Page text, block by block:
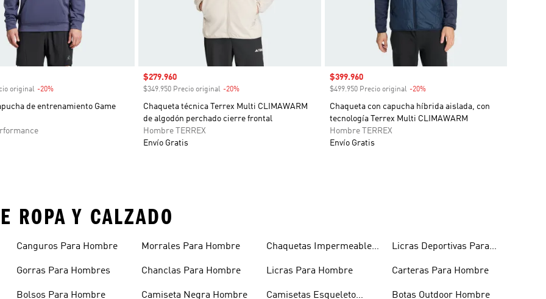
original -20%Descuento
de entrenamiento Game
Precio de venta
$279.960
$349.950 Precio original -20%
Chaqueta técnica Terrex Multi CLIMAWARM
de algodón perchado cierre frontal
Hombre TERREX
Envío Gratis
Precio de venta
$399.960
$499.950 Precio original -20%Descuento
Chaqueta con capucha híbrida aislada, con
tecnología Terrex Multi CLIMAWARM
Hombre TERREX
Envío Gratis
ROPA Y CALZADO
Canguros Para Hombre
Gorras Para Hombres
Bolsos Para Hombre
Morrales Para Hombre
Chanclas Para Hombre
Camiseta Negra Hombre
Chaquetas Impermeables
Licras Para Hombre
Camisetas Esqueleto
Licras Deportivas Para
Carteras Para Hombre
Botas Outdoor Hombre